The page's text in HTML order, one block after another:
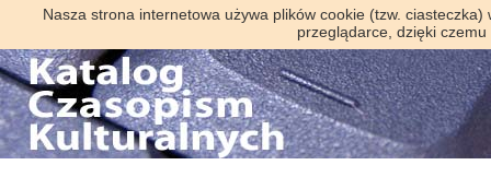
Nasza strona internetowa używa plików cookie (tzw.
przeglądarce, dzięki